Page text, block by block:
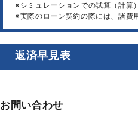
※シミュレーションでの試算（計算
※実際のローン契約の際には、諸費
返済早見表
お問い合わせ